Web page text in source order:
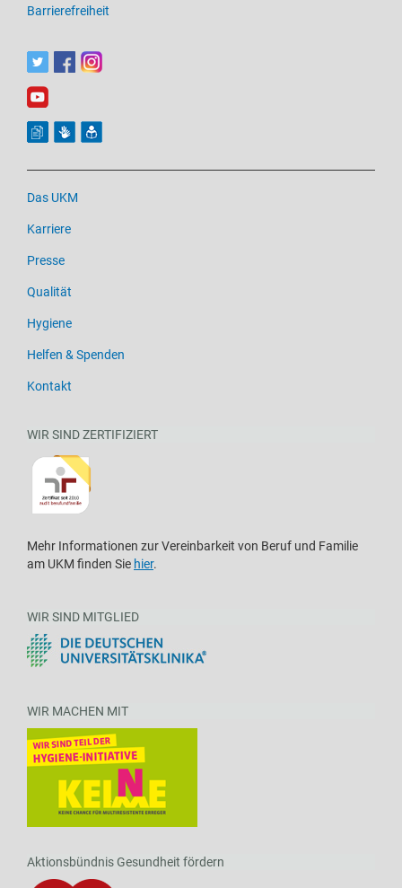
Barrierefreiheit
Das UKM
Karriere
Presse
Qualität
Hygiene
Helfen & Spenden
Kontakt
WIR SIND ZERTIFIZIERT
Mehr Informationen zur Vereinbarkeit von Beruf und Familie
am UKM finden Sie hier.
WIR SIND MITGLIED
WIR MACHEN MIT
Aktionsbündnis Gesundheit fördern